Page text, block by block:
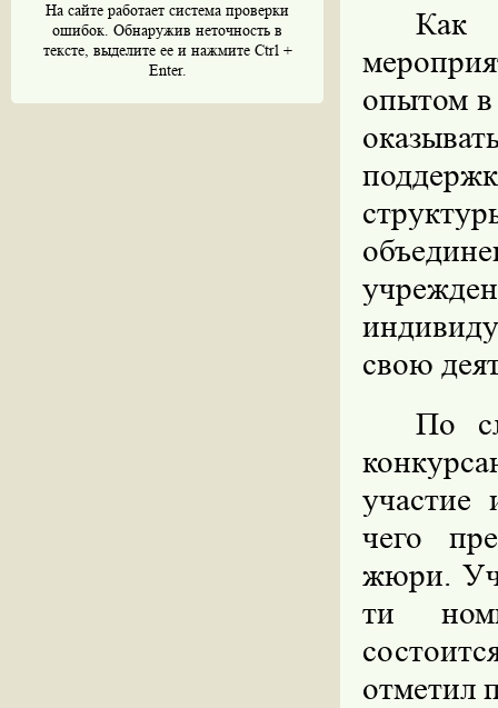
На сайте работает система проверки
ошибок. Обнаружив неточность в
тексте, выделите ее и нажмите Ctrl +
Enter.
Как
опытом в
свою
По
участие
чего
жюри.
ти
отметил